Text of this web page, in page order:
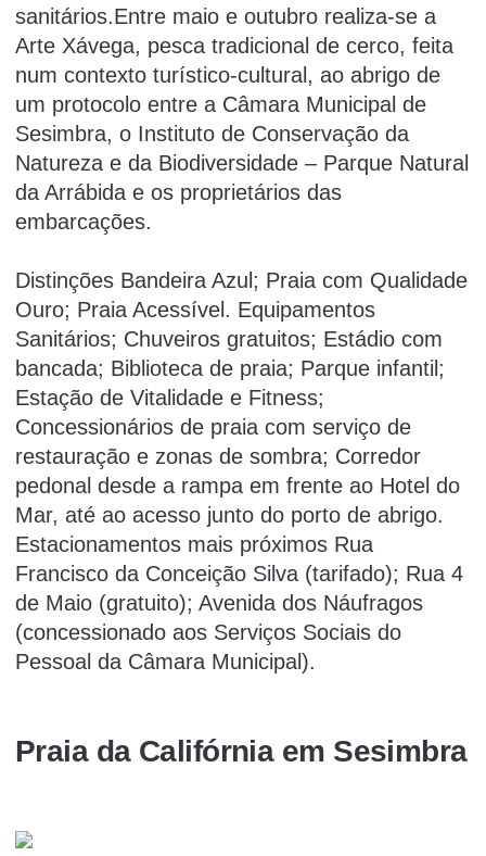
sanitários.Entre maio e outubro realiza-se a
Arte Xávega, pesca tradicional de cerco, feita
num contexto turístico-cultural, ao abrigo de
um protocolo entre a Câmara Municipal de
Sesimbra, o Instituto de Conservação da
Natureza e da Biodiversidade – Parque Natural
da Arrábida e os proprietários das
embarcações.
Distinções Bandeira Azul; Praia com Qualidade
Ouro; Praia Acessível. Equipamentos
Sanitários; Chuveiros gratuitos; Estádio com
bancada; Biblioteca de praia; Parque infantil;
Estação de Vitalidade e Fitness;
Concessionários de praia com serviço de
restauração e zonas de sombra; Corredor
pedonal desde a rampa em frente ao Hotel do
Mar, até ao acesso junto do porto de abrigo.
Estacionamentos mais próximos Rua
Francisco da Conceição Silva (tarifado); Rua 4
de Maio (gratuito); Avenida dos Náufragos
(concessionado aos Serviços Sociais do
Pessoal da Câmara Municipal).
Praia da Califórnia em Sesimbra